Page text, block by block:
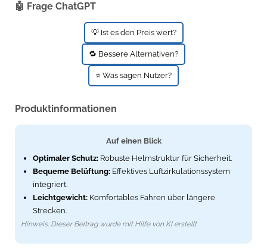
🤖 Frage ChatGPT
💡 Ist es den Preis wert?
🔁 Bessere Alternativen?
⭐ Was sagen Nutzer?
Produktinformationen
Auf einen Blick
Optimaler Schutz: Robuste Helmstruktur für Sicherheit.
Bequeme Belüftung: Effektives Luftzirkulationssystem
integriert.
Leichtgewicht: Komfortables Fahren über längere
Strecken.
Hinweis: Dieser Beitrag wurde mit Hilfe von KI erstellt